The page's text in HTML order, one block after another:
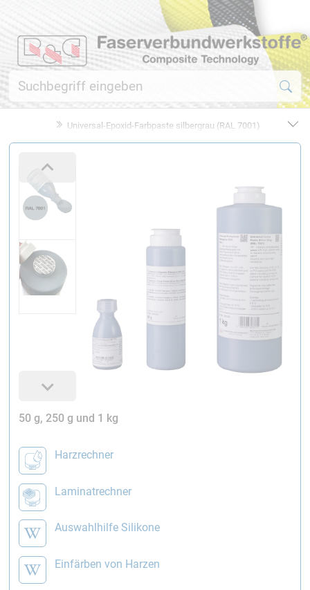
Universal-Epoxid-Farbpaste silbergrau (RAL 7001)
50 g, 250 g und 1 kg
Harzrechner
Laminatrechner
Auswahlhilfe Silikone
Einfärben von Harzen